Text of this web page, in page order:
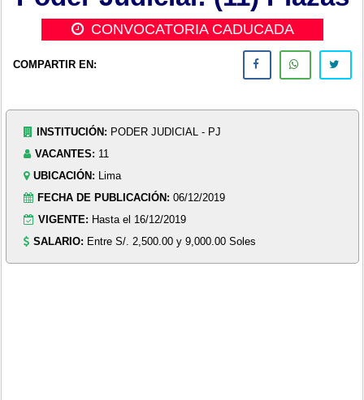
CONVOCATORIA CADUCADA
COMPARTIR EN:
INSTITUCIÓN: PODER JUDICIAL - PJ
VACANTES: 11
UBICACIÓN: Lima
FECHA DE PUBLICACIÓN: 06/12/2019
VIGENTE: Hasta el 16/12/2019
SALARIO: Entre S/. 2,500.00 y 9,000.00 Soles